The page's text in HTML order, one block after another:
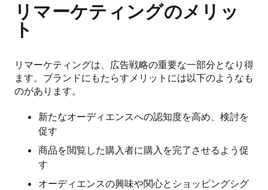
リマーケティングのメリッ
ト
リマーケティングは、広告戦略の重要な一部分となり得
ます。ブランドにもたらすメリットには以下のようなも
のがあります。
新たなオーディエンスへの認知度を高め、検討を
促す
商品を閲覧した購入者に購入を完了させるよう促
す
オーディエンスの興味や関心とショッピングシグ